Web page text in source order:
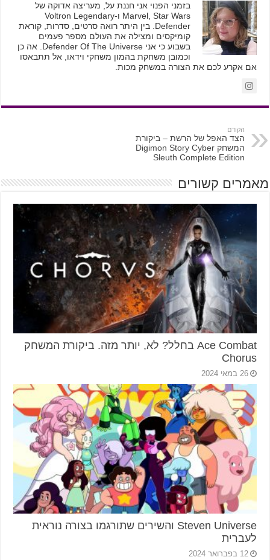
בזמני הפנוי אני חננת על, מעריצה אדוקה של
Marvel, Star Wars ו-Voltron Legendary
Defender. בין היתר רואה סרטים, סדרות, קוראת
קומיקסים ומצילה את העולם מספר פעמים
בשבוע כי אני Defender Of The Universe. אה כן
וכמובן משחקת בהמון משחקי וידאו, אל תתבאסו
אם אקרע לכם את הצורה במשחק מכות.
הקודם
הצד האפל של הרשת – ביקורת
המשחק Digimon Story Cyber
Sleuth Complete Edition
מאמרים קשורים
Ace Combat בחלל? לא, יותר מזה. ביקורת המשחק
Chorus
26 במאי 2024
Steven Universe והשירים שתורגמו בצורה נוראית
לעברית
12 בפברואר 2024